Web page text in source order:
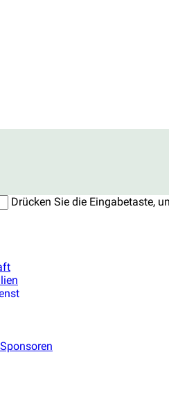
Drücken Sie die Eingabetaste,